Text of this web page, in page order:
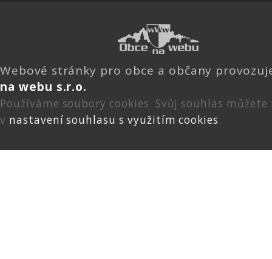
Webové stránky pro obce a občany
na webu s.r.o.
Používáme soubory cookies. Svůj souhlas
v nastavení souhlasu s využitím cookies.